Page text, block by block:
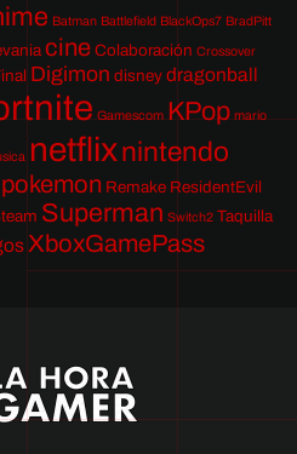
Batman Battlefield BlackOps7 BradPitt
cine Colaboración Crossover
Digimon disney dragonball
Gamescom KPop mario
netflixnintendo
pokemon Remake ResidentEvil
Superman Switch2 Taquilla
XboxGamePass